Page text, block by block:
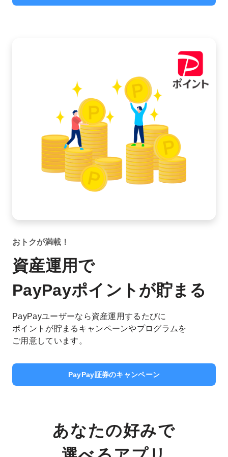
おトクが満載！
資産運用で
PayPayポイントが貯まる
PayPayユーザーなら資産運用するたびに
ポイントが貯まるキャンペーンやプログラムを
ご用意しています。
PayPay証券のキャンペーン
あなたの好みで